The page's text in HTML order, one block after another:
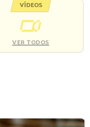
VÍDEOS
VER TODOS